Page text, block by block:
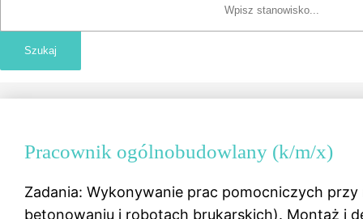
Pracownik ogólnobudowlany (k/m/x)
Zadania: Wykonywanie prac pomocniczych
betonowaniu i robotach brukarskich). Montaż i